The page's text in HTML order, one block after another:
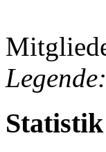
Statistik